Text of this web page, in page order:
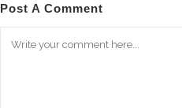
Post A Comment